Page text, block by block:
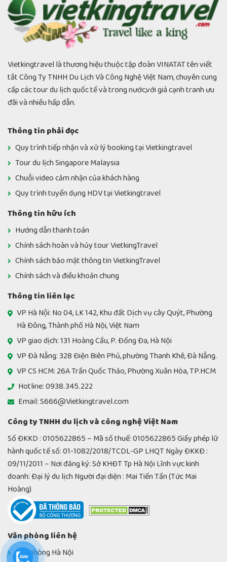
Giá Tour Ý Thụy Sĩ Pháp 12 Ngày Cao Cấp...
13/01/2026
Vietkingtravel là thương hiệu thuộc tập đoàn VINATAT tên viết
tắt Công Ty TNHH Du Lịch Và Công Nghệ Việt Nam, chuyên cung
cấp các tour du lịch quốc tế và trong nước,với giá cạnh tranh ưu
đãi và nhiều hấp dẫn.
Thông tin phải đọc
Quy trình tiếp nhận và xử lý booking tại Vietkingtravel
Tour du lịch Singapore Malaysia
Chuỗi video cảm nhận của khách hàng
Quy trình tuyển dụng HDV tại Vietkingtravel
Thông tin hữu ích
Hướng dẫn thanh toán
Chính sách hoàn và hủy tour VietkingTravel
Chính sách bảo mật thông tin VietkingTravel
Chính sách và điều khoản chung
Thông tin liên lạc
VP Hà Nội: No 04, LK 142, Khu đất Dịch vụ cây Quýt, Phường
Hà Đông, Thành phố Hà Nội, Việt Nam
VP giao dịch: 131 Hoàng Cầu, P. Đống Đa, Hà Nội
VP Đà Nẵng: 328 Điện Biên Phủ, phường Thanh Khê, Đà Nẵng.
VP CS HCM: 26A Trần Quốc Thảo, Phường Xuân Hòa, TP.HCM
Hotline: 0938.345.222
Email: S666@Vietkingtravel.com
Công ty TNHH du lịch và công nghệ Việt Nam
Số ĐKKD : 0105622865 – Mã số thuế: 0105622865 Giấy phép lữ
hành quốc tế số: 01-1082/2018/TCDL-GP LHQT Ngày ĐKKĐ :
09/11/2011 – Nơi đăng ký: Sở KHĐT Tp Hà Nội Lĩnh vực kinh
doanh: Đại lý du lịch Người đại diện : Mai Tiến Tần (Tức Mai
Hoàng)
Văn phòng liên hệ
Văn phòng Hà Nội